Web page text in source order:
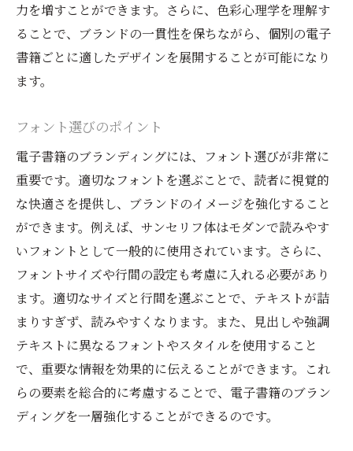
力を増すことができます。さらに、色彩心理学を理解す
ることで、ブランドの一貫性を保ちながら、個別の電子
書籍ごとに適したデザインを展開することが可能になり
ます。
フォント選びのポイント
電子書籍のブランディングには、フォント選びが非常に
重要です。適切なフォントを選ぶことで、読者に視覚的
な快適さを提供し、ブランドのイメージを強化すること
ができます。例えば、サンセリフ体はモダンで読みやす
いフォントとして一般的に使用されています。さらに、
フォントサイズや行間の設定も考慮に入れる必要があり
ます。適切なサイズと行間を選ぶことで、テキストが詰
まりすぎず、読みやすくなります。また、見出しや強調
テキストに異なるフォントやスタイルを使用すること
で、重要な情報を効果的に伝えることができます。これ
らの要素を総合的に考慮することで、電子書籍のブラン
ディングを一層強化することができるのです。